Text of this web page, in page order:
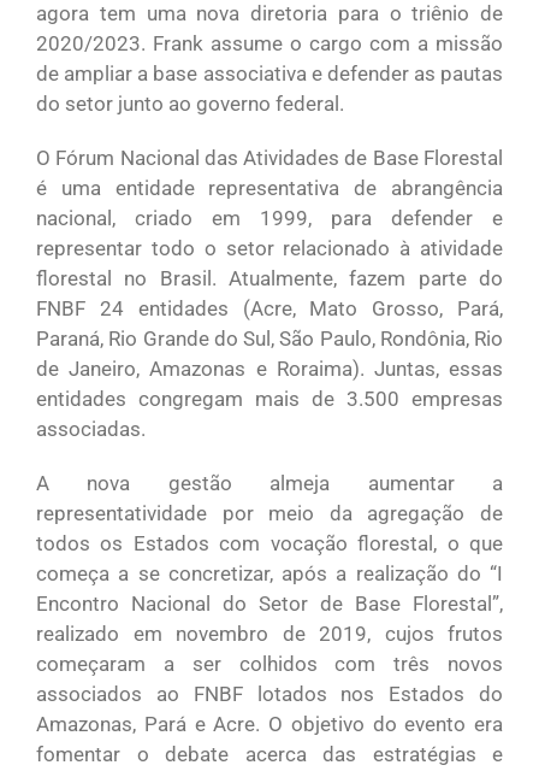
agora tem uma nova diretoria para o triênio de
2020/2023. Frank assume o cargo com a missão
de ampliar a base associativa e defender as pautas
do setor junto ao governo federal.
O Fórum Nacional das Atividades de Base Florestal
é uma entidade representativa de abrangência
nacional, criado em 1999, para defender e
representar todo o setor relacionado à atividade
florestal no Brasil. Atualmente, fazem parte do
FNBF 24 entidades (Acre, Mato Grosso, Pará,
Paraná, Rio Grande do Sul, São Paulo, Rondônia, Rio
de Janeiro, Amazonas e Roraima). Juntas, essas
entidades congregam mais de 3.500 empresas
associadas.
A nova gestão almeja aumentar a
representatividade por meio da agregação de
todos os Estados com vocação florestal, o que
começa a se concretizar, após a realização do “I
Encontro Nacional do Setor de Base Florestal”,
realizado em novembro de 2019, cujos frutos
começaram a ser colhidos com três novos
associados ao FNBF lotados nos Estados do
Amazonas, Pará e Acre. O objetivo do evento era
fomentar o debate acerca das estratégias e